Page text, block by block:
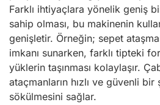
Farklı ihtiyaçlara yönelik geniş
sahip olması, bu makinenin
genişletir. Örneğin; sepet
imkanı sunarken, farklı tipteki
yüklerin taşınması kolaylaşır.
ataçmanların hızlı ve güvenli bir
sökülmesini sağlar.